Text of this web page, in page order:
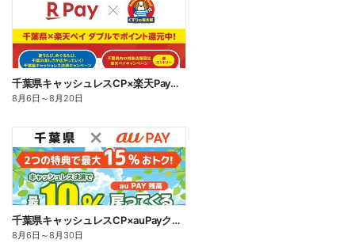
千葉県キャッシュレスCP×楽天Payクーポン
8月6日 ～8月20日
千葉県キャッシュレスCP×auPayクーポン
8月6日 ～8月30日